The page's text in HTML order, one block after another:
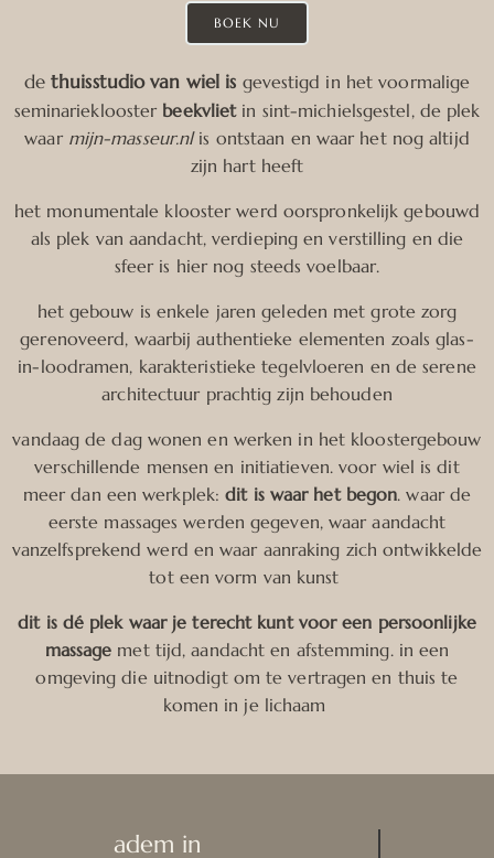
BOEK NU
dethuisstudio van wiel is gevestigd in het voormalige
seminarieklooster beekvlietin sint-michielsgestel, de plek
waar mijn-masseur.nlis ontstaan en waar het nog altijd
zijn hart heeft
het monumentale klooster werd oorspronkelijk gebouwd
als plek van aandacht, verdieping en verstilling en die
sfeer is hier nog steeds voelbaar.
het gebouw is enkele jaren geleden met grote zorg
gerenoveerd, waarbij authentieke elementen zoals glas-
in-loodramen, karakteristieke tegelvloeren en de serene
architectuur prachtig zijn behouden
vandaag de dag wonen en werken in het kloostergebouw
verschillende mensen en initiatieven. voor wiel is dit
meer dan een werkplek:dit is waar het begon. waar de
eerste massages werden gegeven, waar aandacht
vanzelfsprekend werd en waar aanraking zich ontwikkelde
tot een vorm van kunst
dit is dé plek waar je terecht kunt voor een persoonlijke
massage met tijd, aandacht en afstemming. in een
omgeving die uitnodigt om te vertragen en thuis te
komen in je lichaam
adem in